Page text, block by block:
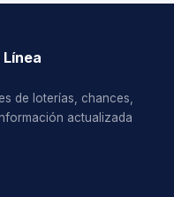
de loterías, chances,
actualizada